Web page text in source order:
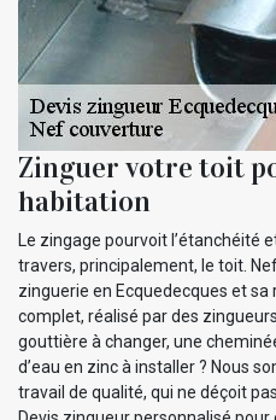
Zinguer votre toit
habitation
Le zingage pourvoit l’étanchéité
travers, principalement, le toit.
zinguerie en Ecquedecques et
complet, réalisé par des
gouttière à changer, une
d’eau en zinc à installer ? Nous
travail de qualité, qui ne déçoit